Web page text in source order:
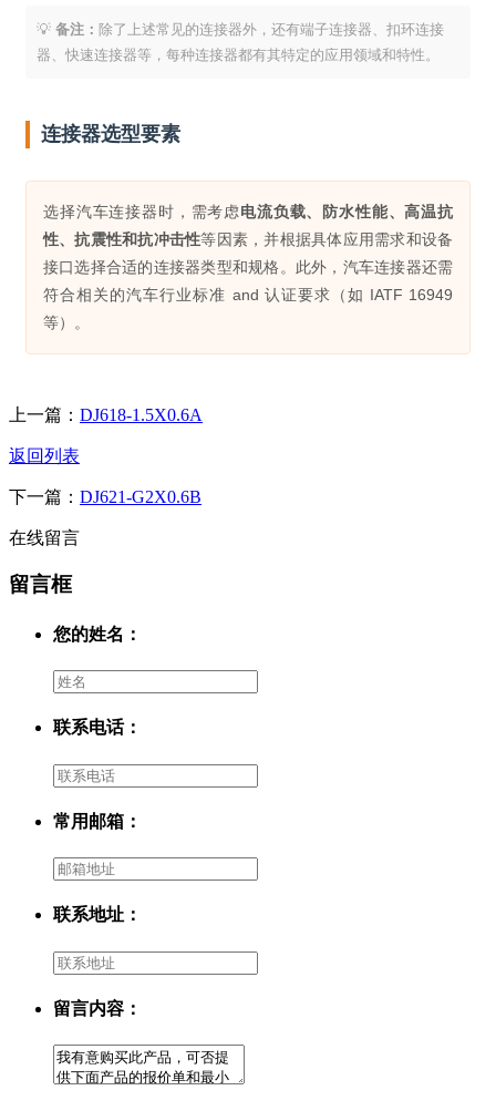
备注： 除了上述常见的连接器外，还有端子连接器、扣环连接
器、快速连接器等，每种连接器都有其特定的应用领域和特性。
连接器选型要素
选择汽车连接器时，需考虑电流负载、防水性能、高温抗
性、抗震性和抗冲击性等因素，并根据具体应用需求和设备
接口选择合适的连接器类型和规格。此外，汽车连接器还需
符合相关的汽车行业标准 and 认证要求（如 IATF 16949
等）。
上一篇： DJ618-1.5X0.6A
返回列表
下一篇： DJ621-G2X0.6B
在线留言
留言框
您的姓名：
联系电话：
常用邮箱：
联系地址：
留言内容：